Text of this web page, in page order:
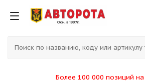
Более 100 000 позиций на